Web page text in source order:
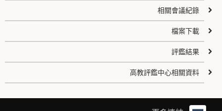
相關會議紀錄
檔案下載
評鑑結果
高教評鑑中心相關資料